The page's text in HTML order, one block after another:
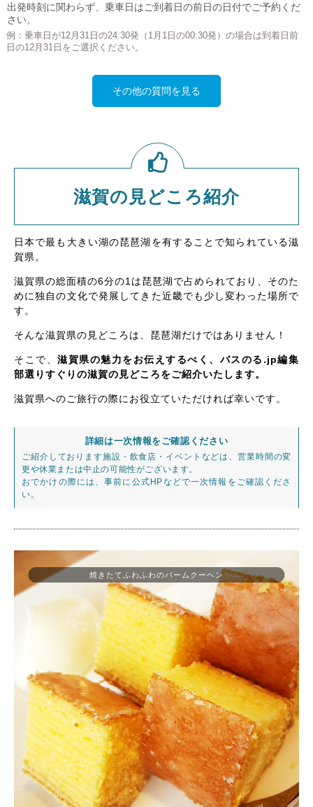
出発時刻に関わらず、乗車日はご到着日の前日の日付でご予約くだ
さい。
例：乗車日が12月31日の24:30発（1月1日の00:30発）の場合は到着日前
日の12月31日をご選択ください。
その他の質問を見る
滋賀の見どころ紹介
日本で最も大きい湖の琵琶湖を有することで知られている滋
賀県。
滋賀県の総面積の6分の1は琵琶湖で占められており、そのた
めに独自の文化で発展してきた近畿でも少し変わった場所で
す。
そんな滋賀県の見どころは、琵琶湖だけではありません！
そこで、滋賀県の魅力をお伝えするべく、バスのる.jp編集
部選りすぐりの滋賀の見どころをご紹介いたします。
滋賀県へのご旅行の際にお役立ていただければ幸いです。
詳細は一次情報をご確認ください
ご紹介しております施設・飲食店・イベントなどは、営業時間の変
更や休業または中止の可能性がございます。
おでかけの際には、事前に公式HPなどで一次情報をご確認くださ
い。
焼きたてふわふわのバームクーヘン